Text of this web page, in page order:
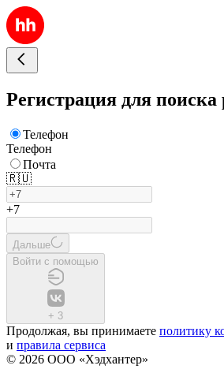
Регистрация для поиска
Телефон
Телефон
Почта
🇷🇺
+7
Дальше
Войти с помощью
+ 3
Продолжая, вы принимаете политику
и правила сервиса
© 2026 ООО «Хэдхантер»